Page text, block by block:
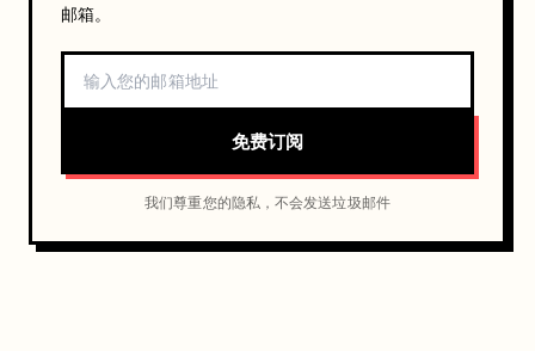
邮箱。
免费订阅
我们尊重您的隐私，不会发送垃圾邮件